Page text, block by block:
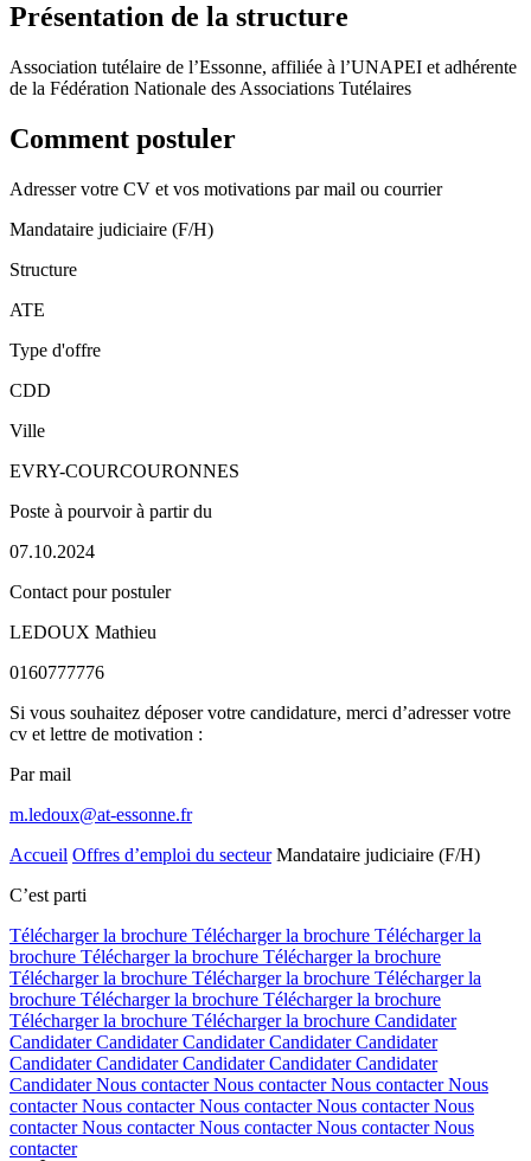
Présentation de la structure
Association tutélaire de l’Essonne, affiliée à l’UNAPEI et adhérente
de la Fédération Nationale des Associations Tutélaires
Comment postuler
Adresser votre CV et vos motivations par mail ou courrier
Mandataire judiciaire (F/H)
Structure
ATE
Type d'offre
CDD
Ville
EVRY-COURCOURONNES
Poste à pourvoir à partir du
07.10.2024
Contact pour postuler
LEDOUX Mathieu
0160777776
Si vous souhaitez déposer votre candidature, merci d’adresser votre
cv et lettre de motivation :
Par mail
m.ledoux@at-essonne.fr
Accueil Offres d’emploi du secteur Mandataire judiciaire (F/H)
C’est parti
Télécharger la brochure Télécharger la brochure Télécharger la
brochure Télécharger la brochure Télécharger la brochure
Télécharger la brochure Télécharger la brochure Télécharger la
brochure Télécharger la brochure Télécharger la brochure
Télécharger la brochure Télécharger la brochure Candidater
CandidaterCandidaterCandidaterCandidaterCandidater
CandidaterCandidaterCandidaterCandidaterCandidater
CandidaterNous contacterNous contacterNous contacterNous
contacterNous contacterNous contacterNous contacterNous
contacterNous contacterNous contacterNous contacterNous
contacter